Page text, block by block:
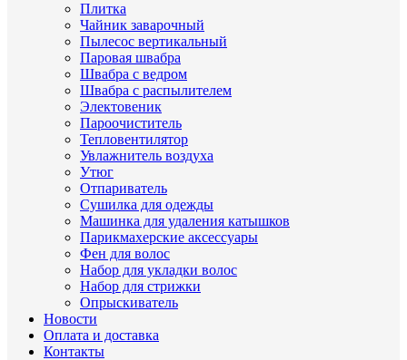
Плитка
Чайник заварочный
Пылесос вертикальный
Паровая швабра
Швабра с ведром
Швабра с распылителем
Электовеник
Пароочиститель
Тепловентилятор
Увлажнитель воздуха
Утюг
Отпариватель
Сушилка для одежды
Машинка для удаления катышков
Парикмахерские аксессуары
Фен для волос
Набор для укладки волос
Набор для стрижки
Опрыскиватель
Новости
Оплата и доставка
Контакты